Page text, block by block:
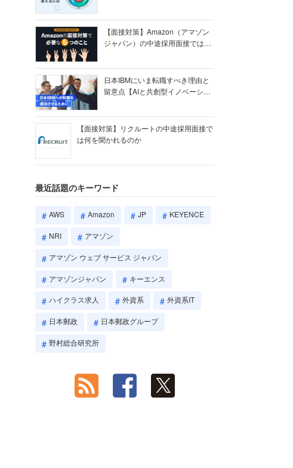
【面接対策】Amazon（アマゾン
ジャパン）の中途採用面接では何
日本IBMにいま転職すべき理由と
留意点【AIと共創型イノベーショ
【面接対策】リクルートの中途採用面接で
は何を聞かれるのか
最近話題のキーワード
AWS Amazon JP KEYENCE
NRI アマゾン
アマゾン ウェブ サービス ジャパン
アマゾンジャパン キーエンス
ハイクラス求人 外資系 外資系IT
日本郵政 日本郵政グループ
野村総合研究所